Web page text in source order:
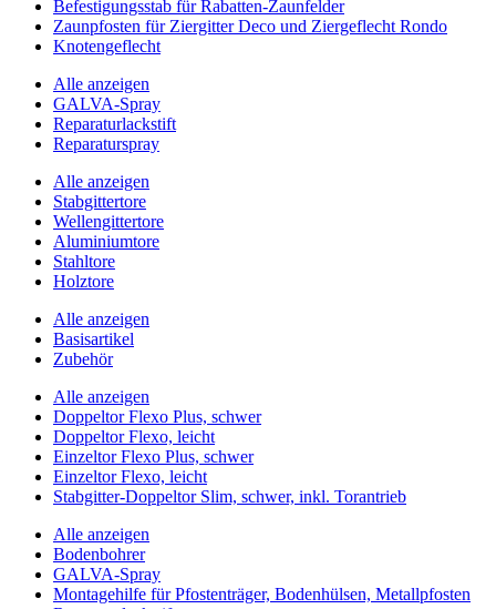
Befestigungsstab für Rabatten-Zaunfelder
Zaunpfosten für Ziergitter Deco und Ziergeflecht Rondo
Knotengeflecht
Alle anzeigen
GALVA-Spray
Reparaturlackstift
Reparaturspray
Alle anzeigen
Stabgittertore
Wellengittertore
Aluminiumtore
Stahltore
Holztore
Alle anzeigen
Basisartikel
Zubehör
Alle anzeigen
Doppeltor Flexo Plus, schwer
Doppeltor Flexo, leicht
Einzeltor Flexo Plus, schwer
Einzeltor Flexo, leicht
Stabgitter-Doppeltor Slim, schwer, inkl. Torantrieb
Alle anzeigen
Bodenbohrer
GALVA-Spray
Montagehilfe für Pfostenträger, Bodenhülsen, Metallpfosten